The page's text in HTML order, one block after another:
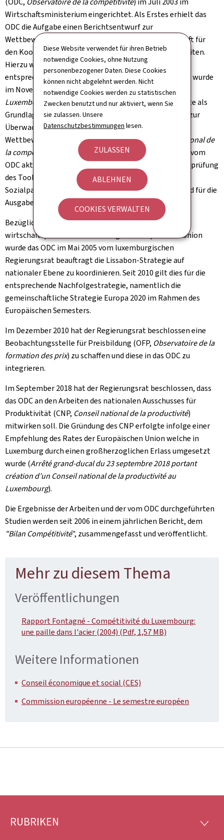
Diese Website verwendet für ihren Betrieb
notwendige Cookies, ohne Nutzung
personenbezogener Daten. Diese Cookies
können nicht abgelehnt werden. Nicht
notwendige Cookies werden zu statistischen
Zwecken benutzt und nur aktiviert, wenn Sie
sie zulassen. Unsere
Datenschutzbestimmungen lesen.
ZULASSEN
ABLEHNEN
COOKIES VERWALTEN
Wirtschaftsministerium eingerichtet. Als Erstes erhielt das
ODC die Aufgabe einen Berichtsentwurf zur
Wettbewerbsfähigkeit der luxemburgischen Wirtschaft für
den Koordinierungsausschuss der Tripartite vorzubereiten.
Hierzu wurde ein externer Experte beauftragt und der
entsprechende Bericht von Professor Lionel Fontagné wurde
im November 2004 veröffentlicht ("Compétitivité du
Luxembourg: une paille dans l'acier"). Der Bericht diente als
Grundlage zur Einführung eines Kennzahlen-Systems zur
Überwachung und Bewertung der nationalen
Wettbewerbsfähigkeit. Dieses alstableau de bord national de
la compétitivité
(TBCO) bezeichnete Tool wird jährlich vom
ODC aktualisiert. Infolge einer kürzlich erfolgten Überprüfung
des Tools in Zusammenarbeit mit dem CES und den
Sozialpartnern hat das ODC das TBCO überarbeitet und für die
Ausgabe 2017 erneuert und umgestaltet.
Bezüglich der Beteiligung an den Arbeiten zur
wirtschaftspolitischen Steuerung der Europäischen Union
wurde das ODC im Mai 2005 vom luxemburgischen
Regierungsrat beauftragt die Lissabon-Strategie auf
nationaler Ebene zu koordinieren. Seit 2010 gilt dies für die
entsprechende Nachfolgestrategie, namentlich die
gemeinschaftliche Strategie Europa 2020 im Rahmen des
Europäischen Semesters.
Im Dezember 2010 hat der Regierungsrat beschlossen eine
Beobachtungsstelle für Preisbildung (OFP, Observatoire de la
formation des prix) zu schaffen und diese in das ODC zu
integrieren.
Im September 2018 hat der Regierungsrat beschlossen, dass
das ODC an den Arbeiten des nationalen Ausschusses für
Produktivität (CNP, Conseil national de la productivité)
mitwirken soll. Die Gründung des CNP erfolgte infolge einer
Empfehlung des Rates der Europäischen Union welche in
Luxemburg durch einen großherzoglichen Erlass umgesetzt
wurde (Arrêté grand-ducal du 23 septembre 2018 portant
création d’un Conseil national de la productivité au
Luxembourg).
Die Ergebnisse der Arbeiten und der vom ODC durchgeführten
Studien werden seit 2006 in einem jährlichen Bericht, dem
"Bilan Compétitivité", zusammengefasst und veröffentlicht.
Mehr zu diesem Thema
Veröffentlichungen
Rapport Fontagné - Compétitivité du Luxembourg:
une paille dans l'acier (2004) (Pdf, 1,57 MB)
Weitere Informationen
Conseil économique et social (CES)
Commission européenne - Le semestre européen
Footer
RUBRIKEN